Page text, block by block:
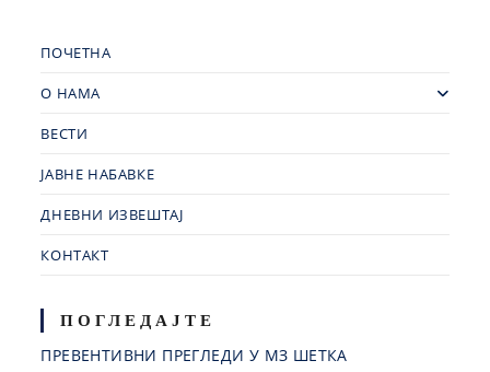
ПОЧЕТНА
О НАМА
ВЕСТИ
ЈАВНЕ НАБАВКЕ
ДНЕВНИ ИЗВЕШТАЈ
КОНТАКТ
ПОГЛЕДАЈТЕ
ПРЕВЕНТИВНИ ПРЕГЛЕДИ У МЗ ШЕТКА